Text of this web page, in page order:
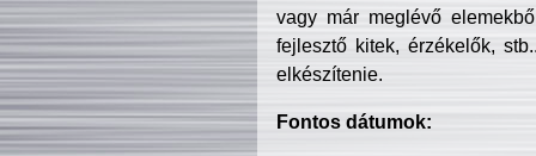
vagy már meglévő
fejlesztő kitek, érzékelők,
elkészítenie.
Fontos dátumok: